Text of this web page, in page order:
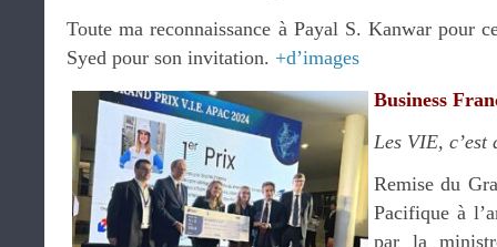
Toute ma reconnaissance à Payal S. Kanwar pour
Syed pour son invitation. +d’images
Business
Les VIE, c’est
Remise du
Pacifique à
par la